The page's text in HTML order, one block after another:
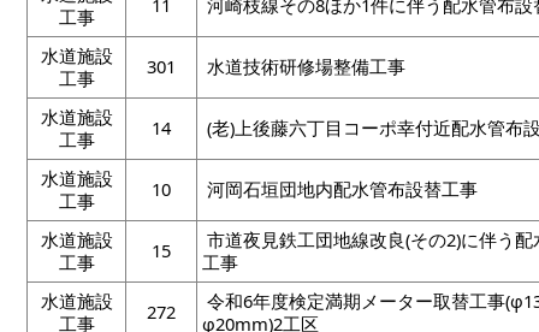
工事
水道施設
工事
301 水道技術研修場整備工事
水道施設
工事
14 (老)上後藤六丁目コーポ幸付近配水管布
水道施設
工事
10 河岡石垣団地内配水管布設替工事
水道施設
工事
15
市道夜見鉄工団地線改良(その2)に伴う
工事
水道施設
工事
272
令和6年度検定満期メーター取替工事
φ20mm)2工区